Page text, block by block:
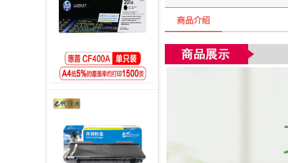
商品介绍